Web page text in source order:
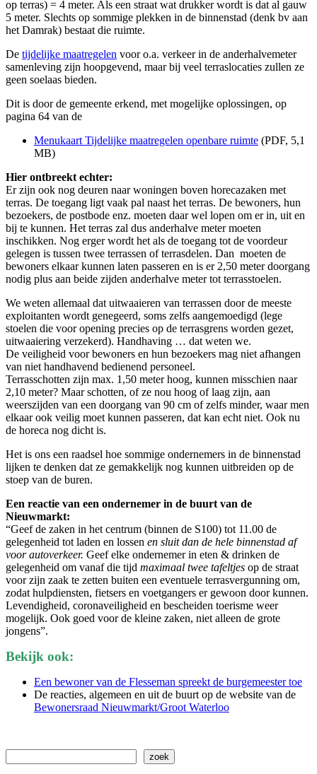
op terras) = 4 meter. Als een straat wat drukker wordt is dat al gauw
5 meter. Slechts op sommige plekken in de binnenstad (denk bv aan
het Damrak) bestaat die ruimte.
De tijdelijke maatregelen voor o.a. verkeer in de anderhalvemeter
samenleving zijn hoopgevend, maar bij veel terraslocaties zullen ze
geen soelaas bieden.
Dit is door de gemeente erkend, met mogelijke oplossingen, op
pagina 64 van de
Menukaart Tijdelijke maatregelen openbare ruimte (PDF, 5,1
MB)
Hier ontbreekt echter:
Er zijn ook nog deuren naar woningen boven horecazaken met
terras. De toegang ligt vaak pal naast het terras. De bewoners, hun
bezoekers, de postbode enz. moeten daar wel lopen om er in, uit en
bij te kunnen. Het terras zal dus anderhalve meter moeten
inschikken. Nog erger wordt het als de toegang tot de voordeur
gelegen is tussen twee terrassen of terrasdelen. Dan moeten de
bewoners elkaar kunnen laten passeren en is er 2,50 meter doorgang
nodig plus aan beide zijden anderhalve meter tot terrasstoelen.
We weten allemaal dat uitwaaieren van terrassen door de meeste
exploitanten wordt genegeerd, soms zelfs aangemoedigd (lege
stoelen die voor opening precies op de terrasgrens worden gezet,
uitwaaiering verzekerd). Handhaving … dat weten we.
De veiligheid voor bewoners en hun bezoekers mag niet afhangen
van niet handhavend bedienend personeel.
Terrasschotten zijn max. 1,50 meter hoog, kunnen misschien naar
2,10 meter? Maar schotten, of ze nou hoog of laag zijn, aan
weerszijden van een doorgang van 90 cm of zelfs minder, waar men
elkaar ook veilig moet kunnen passeren, dat kan echt niet. Ook nu
de horeca nog dicht is.
Het is ons een raadsel hoe sommige ondernemers in de binnenstad
lijken te denken dat ze gemakkelijk nog kunnen uitbreiden op de
stoep van de buren.
Een reactie van een ondernemer in de buurt van de
Nieuwmarkt:
“Geef de zaken in het centrum (binnen de S100) tot 11.00 de
gelegenheid tot laden en lossen en sluit dan de hele binnenstad af
voor autoverkeer. Geef elke ondernemer in eten & drinken de
gelegenheid om vanaf die tijd maximaal twee tafeltjes op de straat
voor zijn zaak te zetten buiten een eventuele terrasvergunning om,
zodat hulpdiensten, fietsers en voetgangers er gewoon door kunnen.
Levendigheid, coronaveiligheid en bescheiden toerisme weer
mogelijk. Ook goed voor de kleine zaken, niet alleen de grote
jongens”.
Bekijk ook:
Een bewoner van de Flesseman spreekt de burgemeester toe
De reacties, algemeen en uit de buurt op de website van de
Bewonersraad Nieuwmarkt/Groot Waterloo
zoek